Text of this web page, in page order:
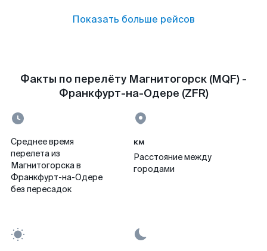
Показать больше рейсов
Факты по перелёту Магнитогорск (MQF) -
Франкфурт-на-Одере (ZFR)
Среднее время
перелета из
Магнитогорска в
Франкфурт-на-Одере
без пересадок
км
Расстояние между
городами